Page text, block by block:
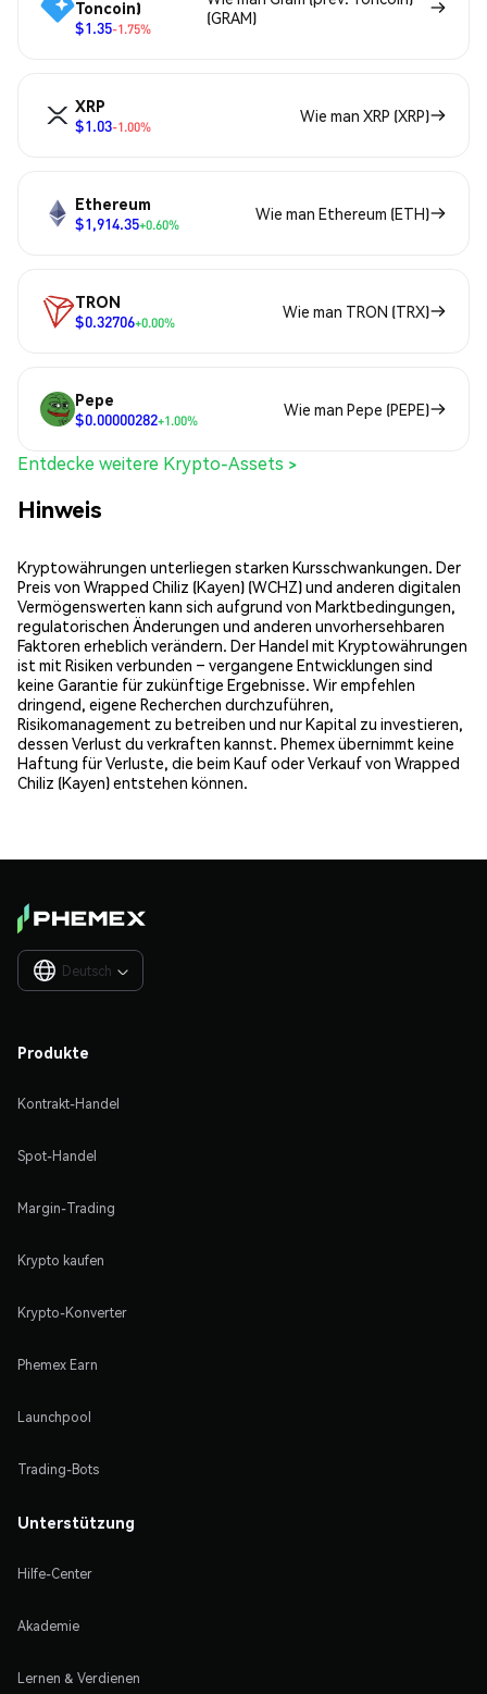
Toncoin)
$1.35-1.75%
(GRAM)
XRP
$1.03-1.00%
Wie man XRP (XRP)
Ethereum
$1,914.35+0.60%
Wie man Ethereum (ETH)
TRON
$0.32706+0.00%
Wie man TRON (TRX)
Pepe
$0.00000282+1.00%
Wie man Pepe (PEPE)
Entdecke weitere Krypto-Assets >
Hinweis
Kryptowährungen unterliegen starken Kursschwankungen. Der
Preis von Wrapped Chiliz (Kayen) (WCHZ) und anderen digitalen
Vermögenswerten kann sich aufgrund von Marktbedingungen,
regulatorischen Änderungen und anderen unvorhersehbaren
Faktoren erheblich verändern. Der Handel mit Kryptowährungen
ist mit Risiken verbunden – vergangene Entwicklungen sind
keine Garantie für zukünftige Ergebnisse. Wir empfehlen
dringend, eigene Recherchen durchzuführen,
Risikomanagement zu betreiben und nur Kapital zu investieren,
dessen Verlust du verkraften kannst. Phemex übernimmt keine
Haftung für Verluste, die beim Kauf oder Verkauf von Wrapped
Chiliz (Kayen) entstehen können.
Deutsch 
Produkte
Kontrakt-Handel
Spot-Handel
Margin-Trading
Krypto kaufen
Krypto-Konverter
Phemex Earn
Launchpool
Trading-Bots
Unterstützung
Hilfe-Center
Akademie
Lernen & Verdienen